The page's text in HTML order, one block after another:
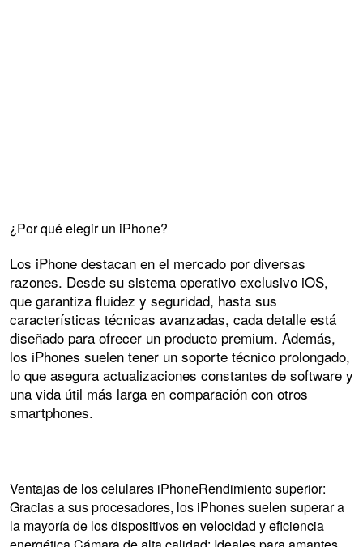
¿Por qué elegir un iPhone?
Los iPhone destacan en el mercado por diversas
razones. Desde su sistema operativo exclusivo iOS,
que garantiza fluidez y seguridad, hasta sus
características técnicas avanzadas, cada detalle está
diseñado para ofrecer un producto premium. Además,
los iPhones suelen tener un soporte técnico prolongado,
lo que asegura actualizaciones constantes de software y
una vida útil más larga en comparación con otros
smartphones.
Ventajas de los celulares iPhoneRendimiento superior:
Gracias a sus procesadores, los iPhones suelen superar a
la mayoría de los dispositivos en velocidad y eficiencia